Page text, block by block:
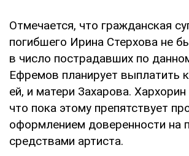
Отмечается, что гражданская
погибшего Ирина Стерхова не
в число пострадавших по
Ефремов планирует выплатить
ей, и матери Захарова. Хархорин
что пока этому препятствует
оформлением доверенности на
средствами артиста.